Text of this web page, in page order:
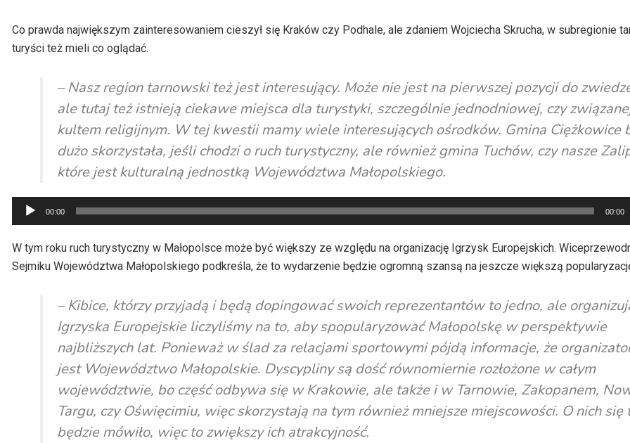
Co prawda największym zainteresowaniem cieszył się Kraków czy Podhale, ale zdaniem Wojciecha Skrucha, w subregionie
turyści też mieli co oglądać.
– Nasz region tarnowski też jest interesujący. Może nie jest na pierwszej pozycji do
ale tutaj też istnieją ciekawe miejsca dla turystyki, szczególnie jednodniowej, czy
kultem religijnym. W tej kwestii mamy wiele interesujących ośrodków. Gmina Ciężkowice
dużo skorzystała, jeśli chodzi o ruch turystyczny, ale również gmina Tuchów, czy nasze
które jest kulturalną jednostką Województwa Małopolskiego.
Odtwarzacz
plików
dźwiękowych
00:00 00:00
W tym roku ruch turystyczny w Małopolsce może być większy ze względu na organizację Igrzysk Europejskich.
Sejmiku Województwa Małopolskiego podkreśla, że to wydarzenie będzie ogromną szansą na jeszcze większą
– Kibice, którzy przyjadą i będą dopingować swoich reprezentantów to jedno, ale
Igrzyska Europejskie liczyliśmy na to, aby spopularyzować Małopolskę w perspektywie
najbliższych lat. Ponieważ w ślad za relacjami sportowymi pójdą informacje, że
jest Województwo Małopolskie. Dyscypliny są dość równomiernie rozłożone w całym
województwie, bo część odbywa się w Krakowie, ale także i w Tarnowie, Zakopanem,
Targu, czy Oświęcimiu, więc skorzystają na tym również mniejsze miejscowości. O nich się
będzie mówiło, więc to zwiększy ich atrakcyjność.